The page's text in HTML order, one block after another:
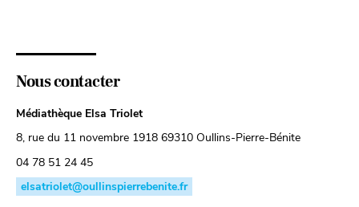
Nous contacter
Médiathèque Elsa Triolet
8, rue du 11 novembre 1918 69310 Oullins-Pierre-Bénite
04 78 51 24 45
elsatriolet@oullinspierrebenite.fr